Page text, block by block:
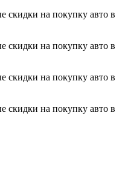
скидки на покупку авто в
скидки на покупку авто в
скидки на покупку авто в
скидки на покупку авто в